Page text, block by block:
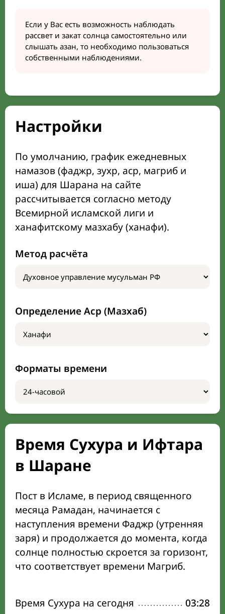
Если у Вас есть возможность наблюдать
рассвет и закат солнца самостоятельно или
слышать азан, то необходимо пользоваться
собственными наблюдениями.
Настройки
По умолчанию, график ежедневных
намазов (фаджр, зухр, аср, магриб и
иша) для Шарана на сайте
рассчитывается согласно методу
Всемирной исламской лиги и
ханафитскому мазхабу (ханафи).
Метод расчёта
Определение Аср (Мазхаб)
Форматы времени
Время Сухура и Ифтара
в Шаране
Пост в Исламе, в период священного
месяца Рамадан, начинается с
наступления времени Фаджр (утренняя
заря) и продолжается до момента, когда
солнце полностью скроется за горизонт,
что соответствует времени Магриб.
Время Сухура на сегодня 03:28